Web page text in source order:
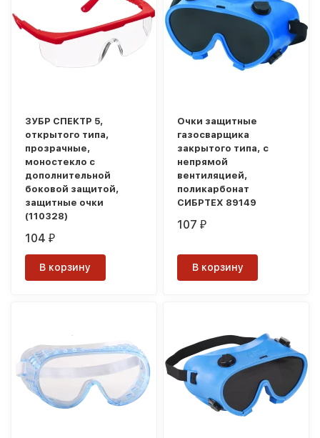
ЗУБР СПЕКТР 5,
открытого типа,
прозрачные,
моностекло с
дополнительной
боковой защитой,
защитные очки
(110328)
104₽
В корзину
Очки защитные
газосварщика
закрытого типа, с
непрямой
вентиляцией,
поликарбонат
СИБРТЕХ 89149
107₽
В корзину